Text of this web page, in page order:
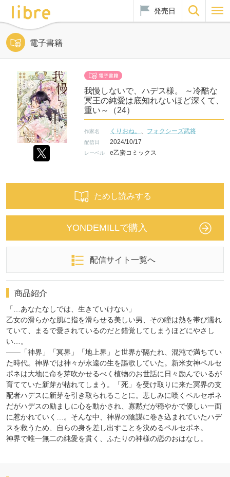
発売日
電子書籍
我慢しないで、ハデス様。 ～冷酷な
冥王の純愛は底知れないほど深くて、
重い～（24）
作家名 くりおね。 、 フォクシーズ武将
配信日 2024/10/17
レーベル e乙蜜コミックス
ためし読みする
YONDEMILLで購入
配信サイト一覧へ
商品紹介
「…あなたなしでは、生きていけない」
乙女の滑らかな肌に指を滑らせる美しい男、その瞳は熱を帯び濡れ
ていて、まるで愛されているのだと錯覚してしまうほどにやさし
い…。
――「神界」「冥界」「地上界」と世界が隔たれ、混沌で満ちてい
た時代。神界では神々が永遠の生を謳歌していた。新米女神ペルセ
ポネは大地に命を芽吹かせるべく植物のお世話に日々励んでいるが
育てていた新芽が枯れてしまう。「死」を受け取りに来た冥界の支
配者ハデスに新芽を引き取られることに。悲しみに嘆くペルセポネ
だがハデスの励ましに心を動かされ、寡黙だが穏やかで優しい一面
に惹かれていく…。そんな中、神界の陰謀に巻き込まれていたハデ
スを救うため、自らの身を差し出すことを決めるペルセポネ。
神界で唯一無二の純愛を貫く、ふたりの神様の恋のおはなし。